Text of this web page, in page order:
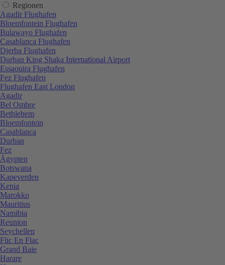
Regionen
Agadir Flughafen
Bloemfontein Flughafen
Bulawayo Flughafen
Casablanca Flughafen
Djerba Flughafen
Durban King Shaka International Airport
Essaouira Flughafen
Fez Flughafen
Flughafen East London
Agadir
Bel Ombre
Bethlehem
Bloemfontein
Casablanca
Durban
Fez
Ägypten
Botswana
Kapeverden
Kenia
Marokko
Mauritius
Namibia
Reunion
Seychellen
Flic En Flac
Grand Baie
Harare